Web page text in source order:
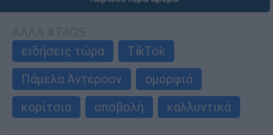
ειδήσεις τώρα
TikTok
Πάμελα Άντερσον
ομορφιά
κορίτσια
αποβολή καλλυντικά